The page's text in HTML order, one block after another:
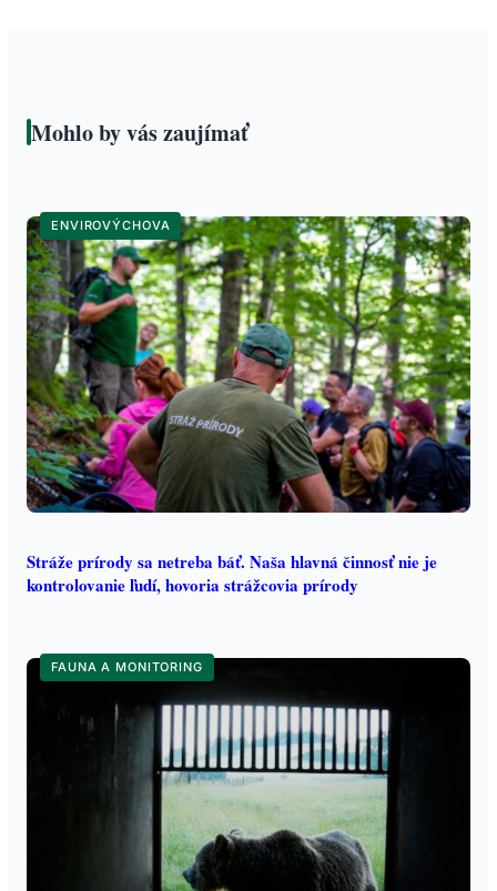
Mohlo by vás zaujímať
ENVIROVÝCHOVA
Stráže prírody sa netreba báť. Naša hlavná činnosť nie je
kontrolovanie ľudí, hovoria strážcovia prírody
FAUNA A MONITORING